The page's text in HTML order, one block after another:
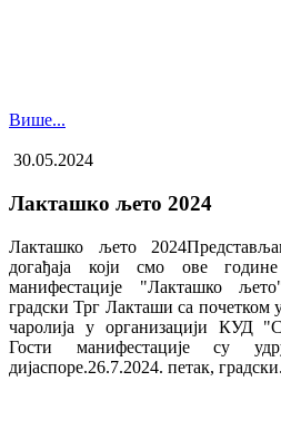
Више...
30.05.2024
Лакташко љето 2024
Лакташко љето
догађаја који смо ове
манифестације "Лакташко
градски Трг Лакташи са почетком
чаролија у организацији КУД
Гости манифестације су
дијаспоре.26.7.2024. петак,